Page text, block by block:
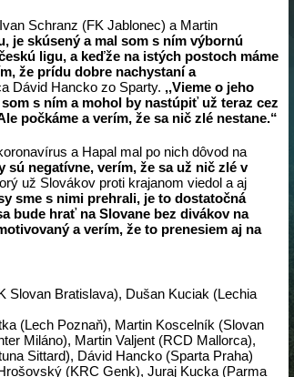
Schranz (FK Jablonec) a Martin
je skúsený a mal som s ním výbornú
ligu, a keďže na istých postoch máme
že prídu dobre nachystaní a
Dávid Hancko zo Sparty. ,,Vieme o jeho
s ním a mohol by nastúpiť už teraz cez
počkáme a verím, že sa nič zlé nestane.“
a Hapal mal po nich dôvod na
sú negatívne, verím, že sa už nič zlé v
už Slovákov proti krajanom viedol a aj
sme s nimi prehrali, je to dostatočná
bude hrať na Slovane bez divákov na
a verím, že to prenesiem aj na
Slovan Bratislava), Dušan Kuciak (Lechia
(Lech Poznaň), Martin Koscelník (Slovan
Miláno), Martin Valjent (RCD Mallorca),
Sittard), Dávid Hancko (Sparta Praha)
(KRC Genk), Juraj Kucka (Parma